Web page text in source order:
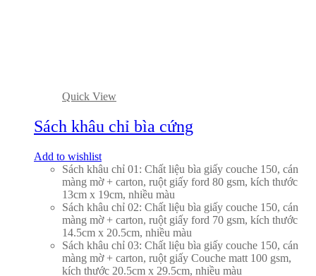
Quick View
Sách khâu chỉ bìa cứng
Add to wishlist
Sách khâu chỉ 01: Chất liệu bìa giấy couche 150, cán
màng mờ + carton, ruột giấy ford 80 gsm, kích thước
13cm x 19cm, nhiều màu
Sách khâu chỉ 02: Chất liệu bìa giấy couche 150, cán
màng mờ + carton, ruột giấy ford 70 gsm, kích thước
14.5cm x 20.5cm, nhiều màu
Sách khâu chỉ 03: Chất liệu bìa giấy couche 150, cán
màng mờ + carton, ruột giấy Couche matt 100 gsm,
kích thước 20.5cm x 29.5cm, nhiều màu